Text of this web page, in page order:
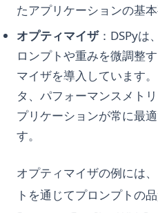
たアプリケーションの基本
オプティマイザ：DSPyは
ロンプトや重みを微調整
マイザを導入しています
タ、パフォーマンスメト
プリケーションが常に最
す。
オプティマイザの例に
トを通じてプロンプトの